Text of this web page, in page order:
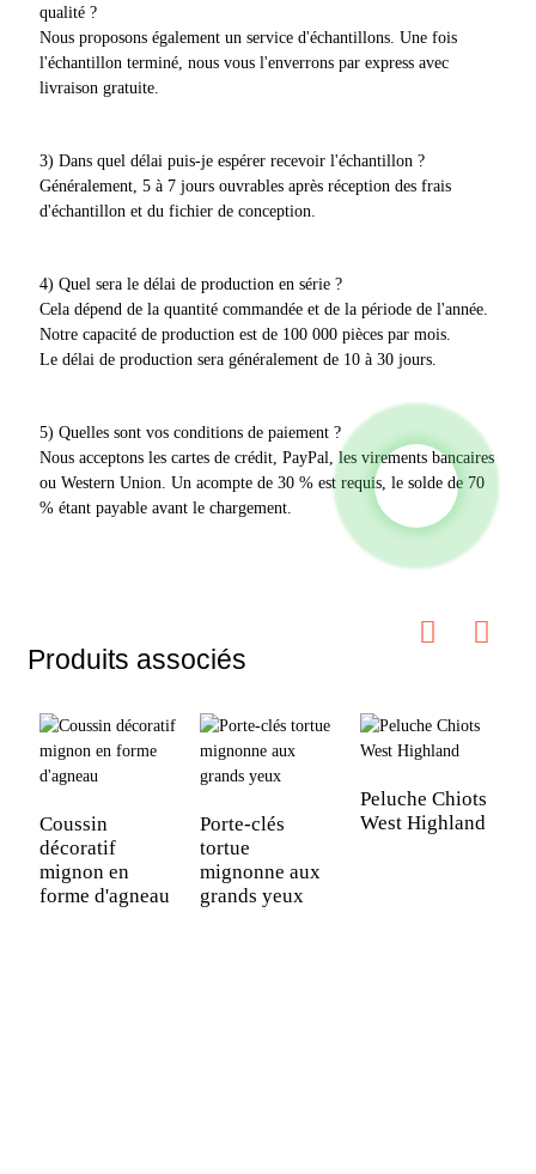
qualité ?
Nous proposons également un service d'échantillons. Une fois
l'échantillon terminé, nous vous l'enverrons par express avec
livraison gratuite.
3) Dans quel délai puis-je espérer recevoir l'échantillon ?
Généralement, 5 à 7 jours ouvrables après réception des frais
d'échantillon et du fichier de conception.
4) Quel sera le délai de production en série ?
Cela dépend de la quantité commandée et de la période de l'année.
Notre capacité de production est de 100 000 pièces par mois.
Le délai de production sera généralement de 10 à 30 jours.
5) Quelles sont vos conditions de paiement ?
Nous acceptons les cartes de crédit, PayPal, les virements bancaires
ou Western Union. Un acompte de 30 % est requis, le solde de 70
% étant payable avant le chargement.
Produits associés
Coussin
décoratif
mignon en
forme d'agneau
Porte-clés
tortue
mignonne aux
grands yeux
Peluche Chiots
West Highland